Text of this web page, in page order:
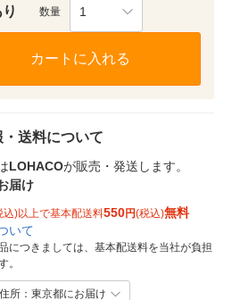
数量 1
カートに入れる
送料について
LOHACOが販売・発送します。
届け
込)以上で基本配送料550円(税込)無料
いて
につきましては、基本配送料を当社が負担
。
所：東京都にお届け